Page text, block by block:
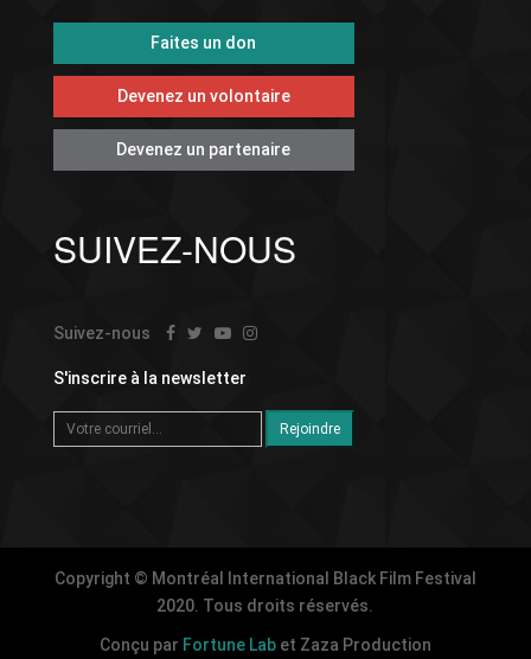
Faites un don
Devenez un volontaire
Devenez un partenaire
SUIVEZ-NOUS
Suivez-nous
S'inscrire à la newsletter
Copyright © Montréal International Black Film Festival
2020. Tous droits réservés.
Conçu par Fortune Labet Zaza Production